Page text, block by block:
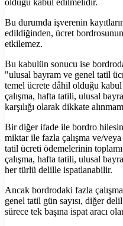
olduğu kabul edilmelidir.
Bu durumda işverenin
edildiğinden, ücret
etkilemez.
Bu kabulün sonucu ise
"ulusal bayram ve genel tatil
temel ücrete dâhil olduğu
çalışma, hafta tatili, ulusal
karşılığı olarak dikkate
Bir diğer ifade ile bordro
miktar ile fazla çalışma ve/
tatil ücreti ödemelerinin
çalışma, hafta tatili, ulusal
her türlü delille ispatlanabilir.
Ancak bordrodaki fazla
genel tatil gün sayısı, diğer
sürece tek başına ispat aracı